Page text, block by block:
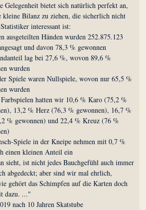
Gelegenheit bietet sich natürlich perfekt an,
kleine Bilanz zu ziehen, die sicherlich nicht
interessant ist:
ausgeteilten Händen wurden 252.875.123
und davon 78,3 % gewonnen
lag bei 27,6 %, wovon 89,6 %
wurden
Spiele waren Nullspiele, wovon nur 65,5 %
wurden
hatten wir 10,6 % Karo (75,2 %
13,2 % Herz (76,3 % gewonnen), 16,7 %
% gewonnen) und 22,4 % Kreuz (76 %
Spiele in der Kneipe nehmen mit 0,7 %
einen kleinen Anteil ein
sieht, ist nicht jedes Bauchgefühl auch immer
abgedeckt; aber sind wir mal ehrlich,
gehört das Schimpfen auf die Karten doch
dazu. ..."
nach 10 Jahren Skatstube